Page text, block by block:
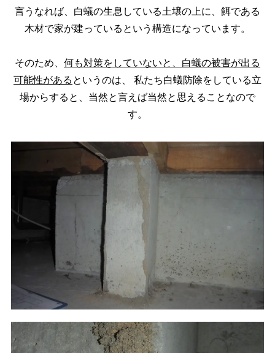
言うなれば、白蟻の生息している土壌の上に、餌である
木材で家が建っているという構造になっています。
そのため、 何も対策をしていないと、白蟻の被害が出る
可能性がある というのは、
私たち白蟻防除をしている立
場からすると、当然と言えば当然と思えることなので
す。